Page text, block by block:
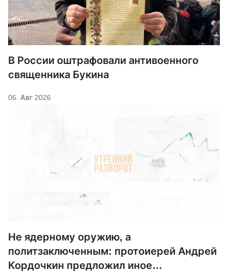
В России оштрафовали антивоенного
священника Букина
06. Авг 2026
Не ядерному оружию, а
политзаключенным: протоиерей Андрей
Кордочкин предложил иное